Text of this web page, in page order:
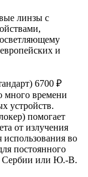
линзы с
и
6700 ₽
много времени
устройств.
помогает
от излучения
во
постоянного
Сербии или Ю.-В.